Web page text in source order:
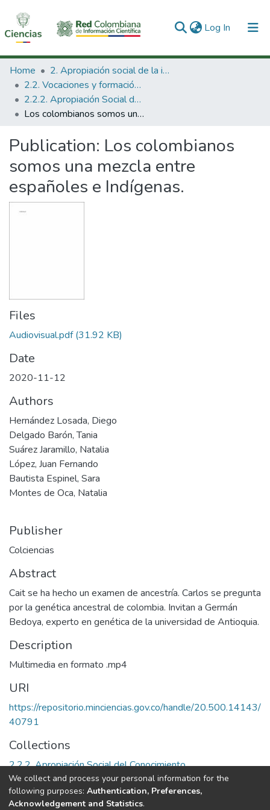
Log In (current)
Communities & Collections
All of DSpace
Statistics
Home
2. Apropiación social de la información en Ciencia Tecnología e Innovación
2.2. Vocaciones y formación de la CTeI
2.2.2. Apropiación Social del Conocimiento
Los colombianos somos una mezcla entre españoles e Indígenas.
Publication: Los colombianos
somos una mezcla entre
españoles e Indígenas.
Files
Audiovisual.pdf(31.92 KB)
Date
2020-11-12
Authors
Hernández Losada, Diego
Delgado Barón, Tania
Suárez Jaramillo, Natalia
López, Juan Fernando
Bautista Espinel, Sara
Montes de Oca, Natalia
Publisher
Colciencias
Abstract
Cait se ha hecho un examen de ancestría. Carlos se pregunta
por la genética ancestral de colombia. Invitan a Germán
Bedoya, experto en genética de la universidad de Antioquia.
Description
Multimedia en formato .mp4
URI
https://repositorio.minciencias.gov.co/handle/20.500.14143/
40791
Collections
2.2.2. Apropiación Social del Conocimiento
Full item page
We collect and process your personal information for the
following purposes: Authentication, Preferences,
Acknowledgement and Statistics.